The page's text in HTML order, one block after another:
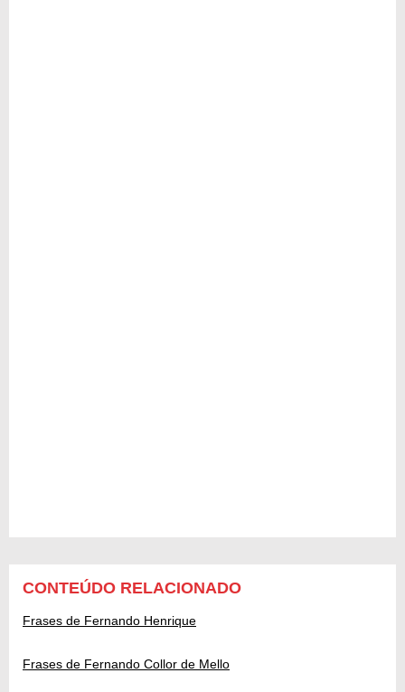
CONTEÚDO RELACIONADO
Frases de Fernando Henrique
Frases de Fernando Collor de Mello